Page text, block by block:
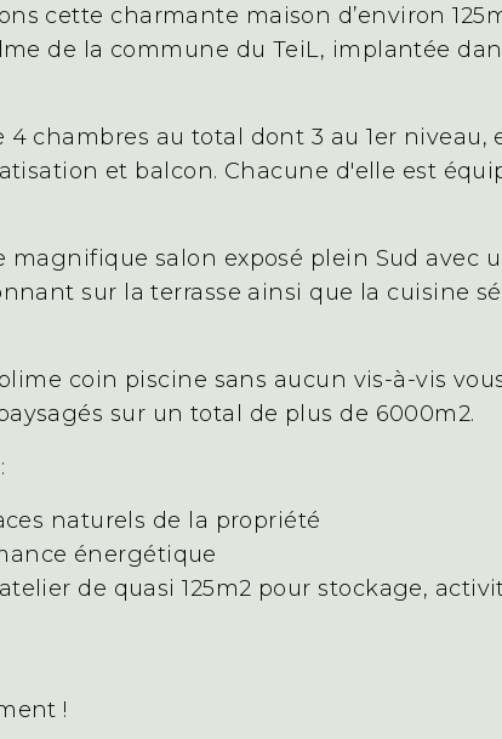
cette charmante maison d’environ
de la commune du TeiL, implantée
4 chambres au total dont 3 au 1er niveau,
et balcon. Chacune d'elle est
magnifique salon exposé plein Sud avec
sur la terrasse ainsi que la cuisine
coin piscine sans aucun vis-à-vis
sur un total de plus de 6000m2.
naturels de la propriété
énergétique
de quasi 125m2 pour stockage,
!